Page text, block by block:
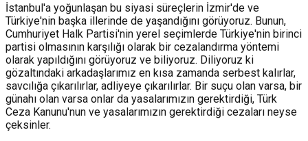
İstanbul'a yoğunlaşan bu siyasi süreçlerin İzmir'de ve
Türkiye'nin başka illerinde de yaşandığını görüyoruz. Bunun,
Cumhuriyet Halk Partisi'nin yerel seçimlerde Türkiye'nin birinci
partisi olmasının karşılığı olarak bir cezalandırma yöntemi
olarak yapıldığını görüyoruz ve biliyoruz. Diliyoruz ki
gözaltındaki arkadaşlarımız en kısa zamanda serbest kalırlar,
savcılığa çıkarılırlar, adliyeye çıkarılırlar. Bir suçu olan varsa, bir
günahı olan varsa onlar da yasalarımızın gerektirdiği, Türk
Ceza Kanunu'nun ve yasalarımızın gerektirdiği cezaları neyse
çeksinler.